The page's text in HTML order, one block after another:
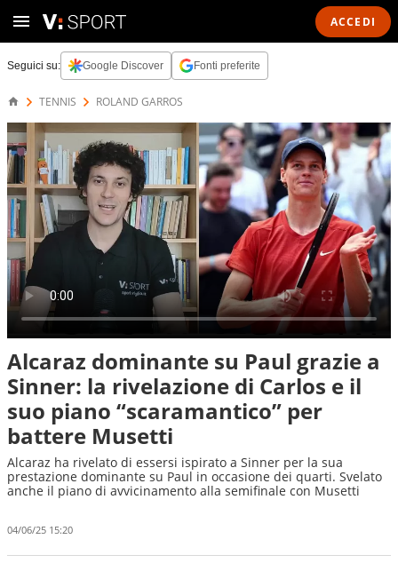
ACCEDI
Seguici su: Google Discover Fonti preferite
TENNIS ROLAND GARROS
Alcaraz dominante su Paul grazie a
Sinner: la rivelazione di Carlos e il
suo piano “scaramantico” per
battere Musetti
Alcaraz ha rivelato di essersi ispirato a Sinner per la sua
prestazione dominante su Paul in occasione dei quarti. Svelato
anche il piano di avvicinamento alla semifinale con Musetti
04/06/25 15:20